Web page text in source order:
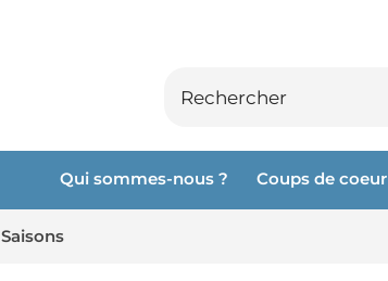
Qui sommes-nous ? Coups de coeur
Saisons